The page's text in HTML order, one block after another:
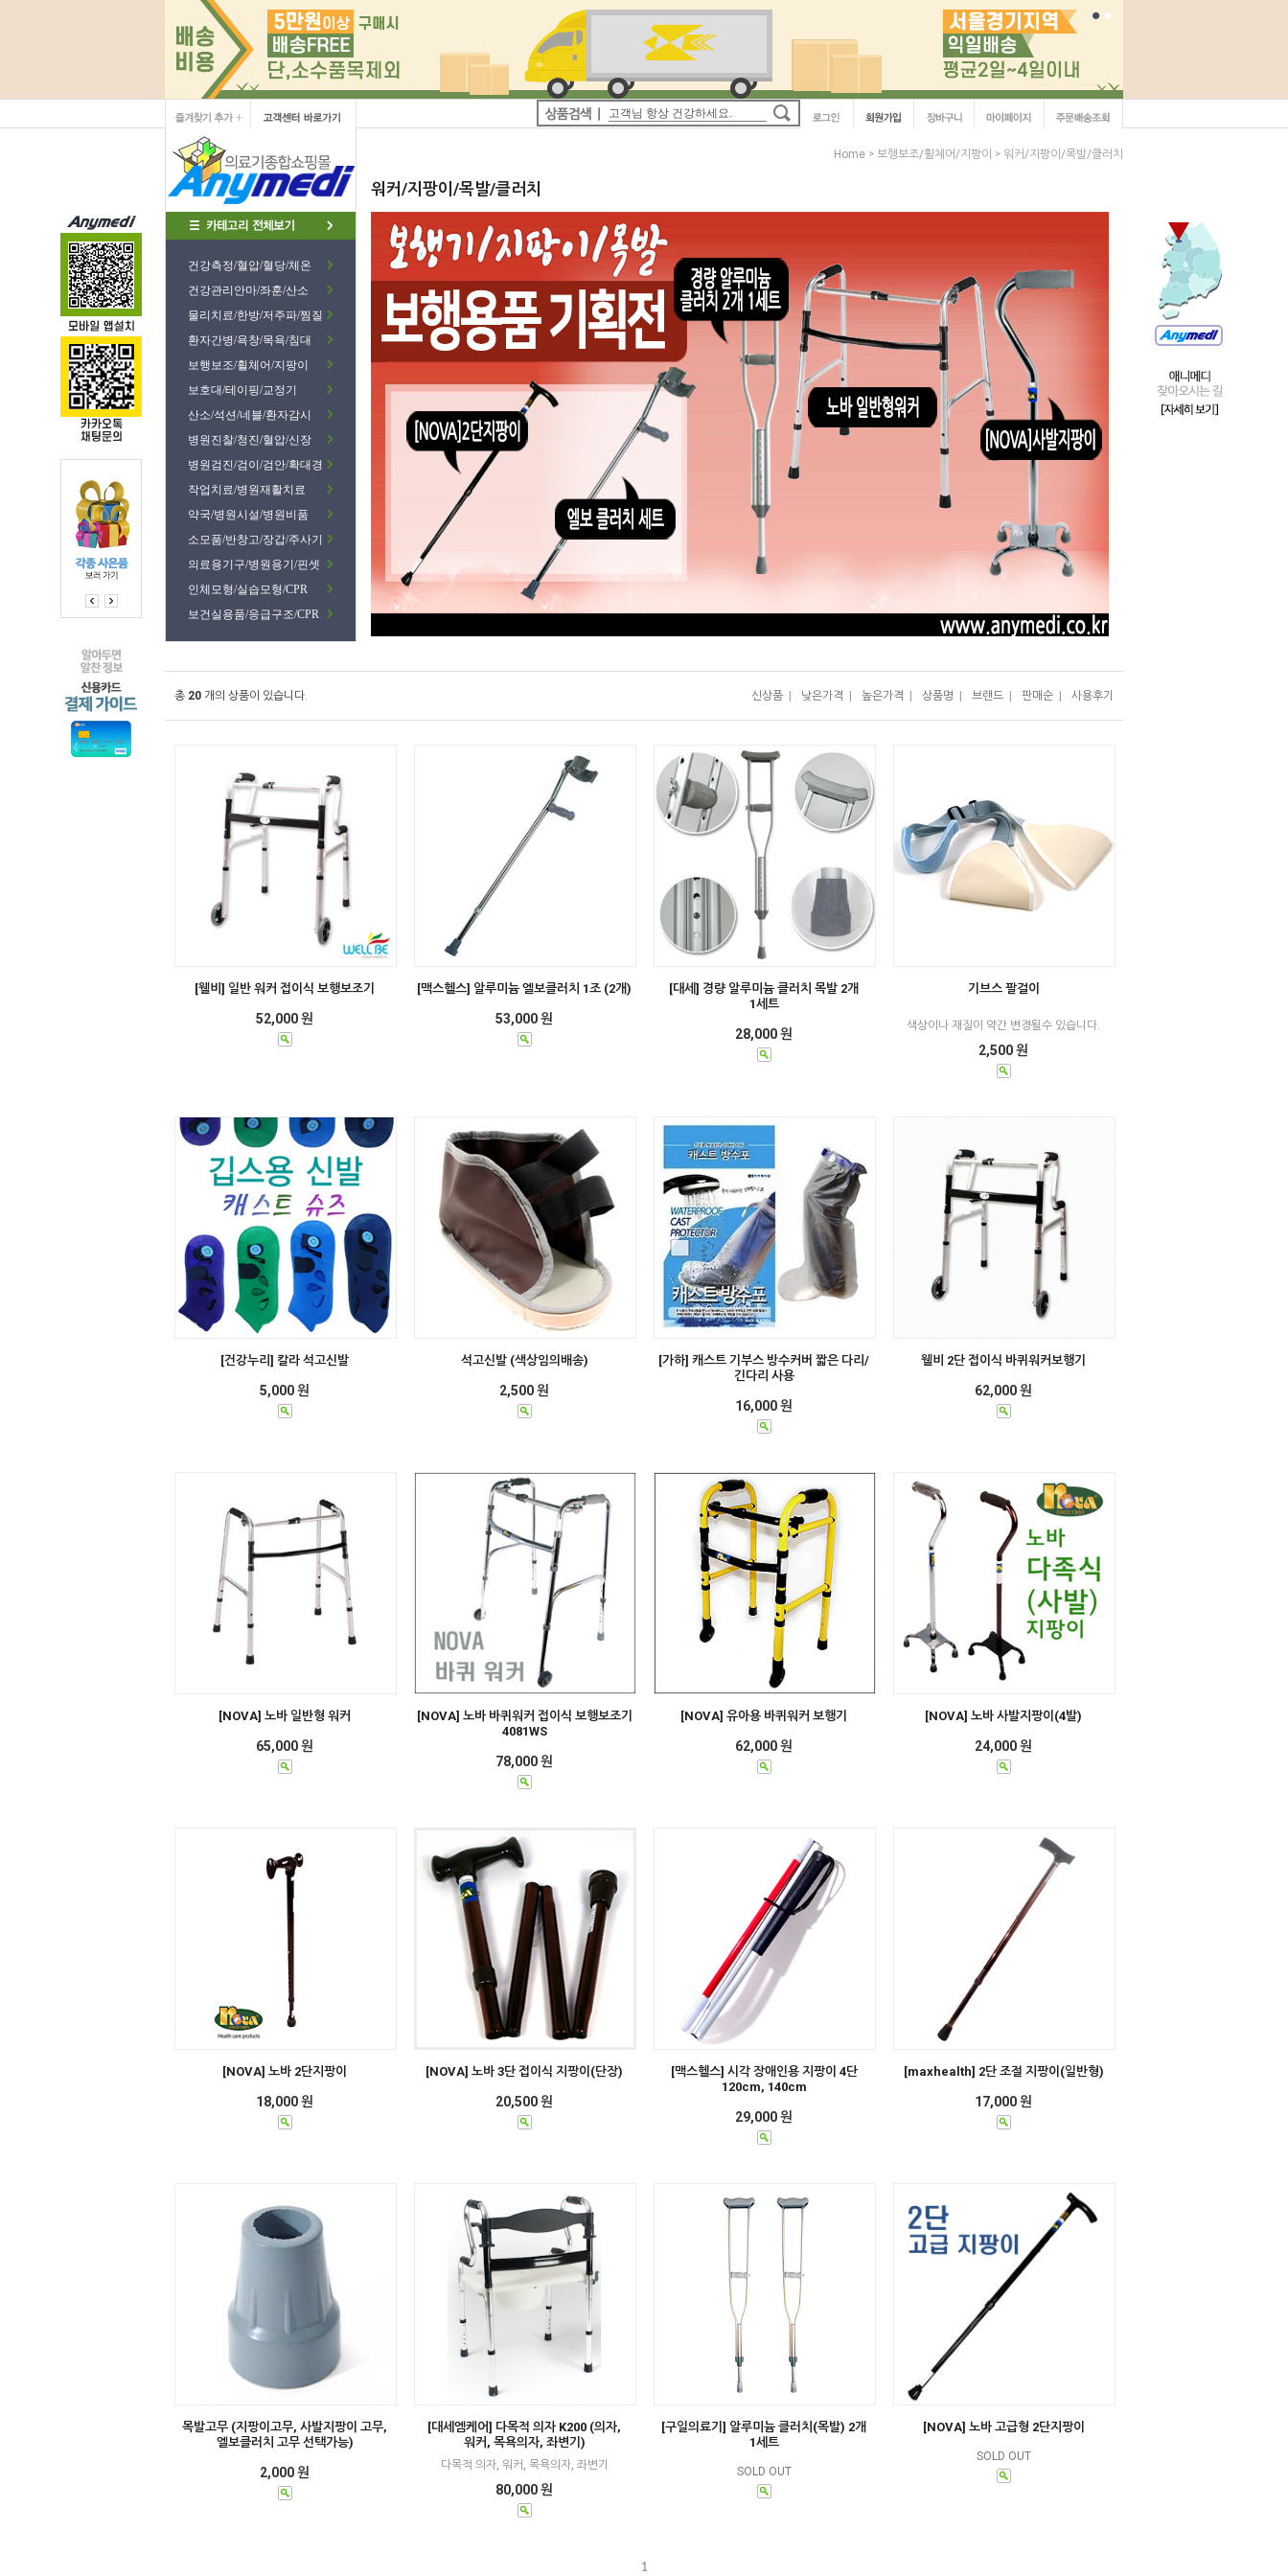
건강측정/혈압/혈당/체온
건강관리안마/좌훈/산소
물리치료/한방/저주파/찜질
환자간병/욕창/목욕/침대
보행보조/휠체어/지팡이
보호대/테이핑/교정기
산소/석션/네블/환자감시
병원진찰/청진/혈압/신장
병원검진/검이/검안/확대경
작업치료/병원재활치료
약국/병원시설/병원비품
소모품/반창고/장갑/주사기
의료용기구/병원용기/핀셋
인체모형/실습모형/CPR
보건실용품/응급구조/CPR
Home > 보행보조/휠체어/지팡이 > 워커/지팡이/목발/클러치
워커/지팡이/목발/클러치
총 20 개의 상품이 있습니다. 신상품 낮은가격 높은가격 상품명 브랜드 판매순 사용후기
[웰비] 일반 워커 접이식 보행보조기
52,000 원
[맥스헬스] 알루미늄 엘보클러치 1조 (2개)
53,000 원
[대세] 경량 알루미늄 클러치 목발 2개
1세트
28,000 원
기브스 팔걸이
색상이나 재질이 약간 변경될수 있습니다.
2,500 원
[건강누리] 칼라 석고신발
5,000 원
석고신발 (색상임의배송)
2,500 원
[가하] 캐스트 기부스 방수커버 짧은 다리/
긴다리 사용
16,000 원
웰비 2단 접이식 바퀴워커보행기
62,000 원
[NOVA] 노바 일반형 워커
65,000 원
[NOVA] 노바 바퀴워커 접이식 보행보조기
4081WS
78,000 원
[NOVA] 유아용 바퀴워커 보행기
62,000 원
[NOVA] 노바 사발지팡이(4발)
24,000 원
[NOVA] 노바 2단지팡이
18,000 원
[NOVA] 노바 3단 접이식 지팡이(단장)
20,500 원
[맥스헬스] 시각 장애인용 지팡이 4단
120cm, 140cm
29,000 원
[maxhealth] 2단 조절 지팡이(일반형)
17,000 원
목발고무 (지팡이고무, 사발지팡이 고무,
엘보클러치 고무 선택가능)
2,000 원
[대세엠케어] 다목적 의자 K200 (의자,
워커, 목욕의자, 좌변기)
다목적 의자, 워커, 목욕의자, 좌변기
80,000 원
[구일의료기] 알루미늄 클러치(목발) 2개
1세트
SOLD OUT
[NOVA] 노바 고급형 2단지팡이
SOLD OUT
1